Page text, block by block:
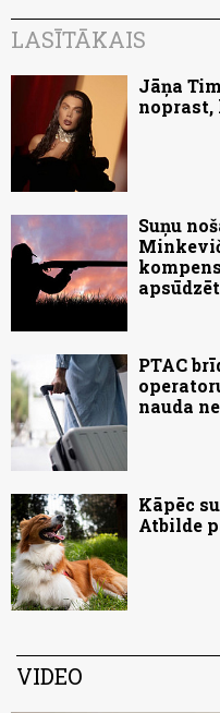
LASĪTĀKAIS
Jāņa
noprast,
Suņu
PTAC
nauda
Kāpēc
Atbilde
VIDEO